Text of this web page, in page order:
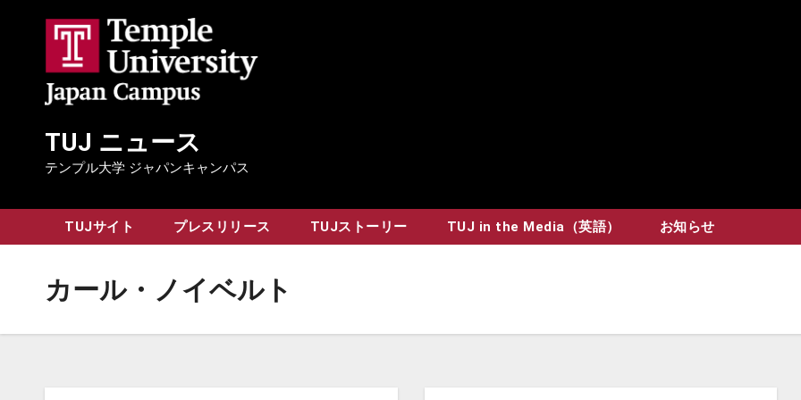
TUJ ニュース
テンプル大学 ジャパンキャンパス
TUJサイト プレスリリース TUJストーリー TUJ in the Media（英語） お知らせ
カール・ノイベルト